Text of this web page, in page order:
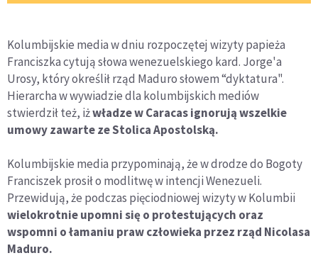
Kolumbijskie media w dniu rozpoczętej wizyty papieża
Franciszka cytują słowa wenezuelskiego kard. Jorge'a
Urosy, który określił rząd Maduro słowem “dyktatura".
Hierarcha w wywiadzie dla kolumbijskich mediów
stwierdził też, iżwładze w Caracas ignorują wszelkie
umowy zawarte ze Stolica Apostolską.
Kolumbijskie media przypominają, że w drodze do Bogoty
Franciszek prosił o modlitwę w intencji Wenezueli.
Przewidują, że podczas pięciodniowej wizyty w Kolumbii
wielokrotnie upomni się o protestujących oraz
wspomni o łamaniu praw człowieka przez rząd Nicolasa
Maduro.